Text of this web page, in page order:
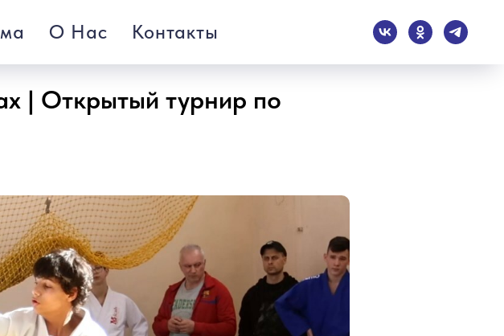
О Нас Контакты
| Открытый турнир по